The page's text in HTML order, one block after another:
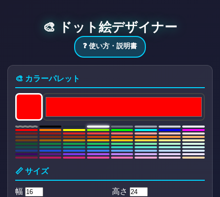
🎨 ドット絵デザイナー
❓ 使い方・説明書
🎨 カラーパレット
📏 サイズ
幅
高さ